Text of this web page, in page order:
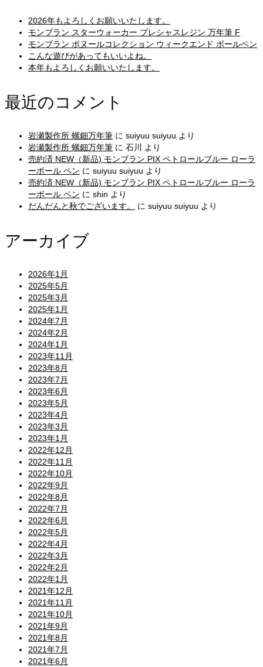
2026年もよろしくお願いいたします。
モンブラン スターウォーカー プレシャスレジン 万年筆 F
モンブラン ボヌールコレクション ウィークエンド ボールペン
こんな遊びがあってもいいよね。
本年もよろしくお願いいたします。
最近のコメント
岩瀬製作所 螺鈿万年筆 に suiyuu suiyuu より
岩瀬製作所 螺鈿万年筆 に 石川
より
売約済 NEW（新品) モンブラン PIX ペトロールブルー ローラ
ーボール ペン に suiyuu suiyuu より
売約済 NEW（新品) モンブラン PIX ペトロールブルー ローラ
ーボール ペン に shin より
だんだんと秋でございます。
に suiyuu suiyuu より
アーカイブ
2026年1月
2025年5月
2025年3月
2025年1月
2024年7月
2024年2月
2024年1月
2023年11月
2023年8月
2023年7月
2023年6月
2023年5月
2023年4月
2023年3月
2023年1月
2022年12月
2022年11月
2022年10月
2022年9月
2022年8月
2022年7月
2022年6月
2022年5月
2022年4月
2022年3月
2022年2月
2022年1月
2021年12月
2021年11月
2021年10月
2021年9月
2021年8月
2021年7月
2021年6月